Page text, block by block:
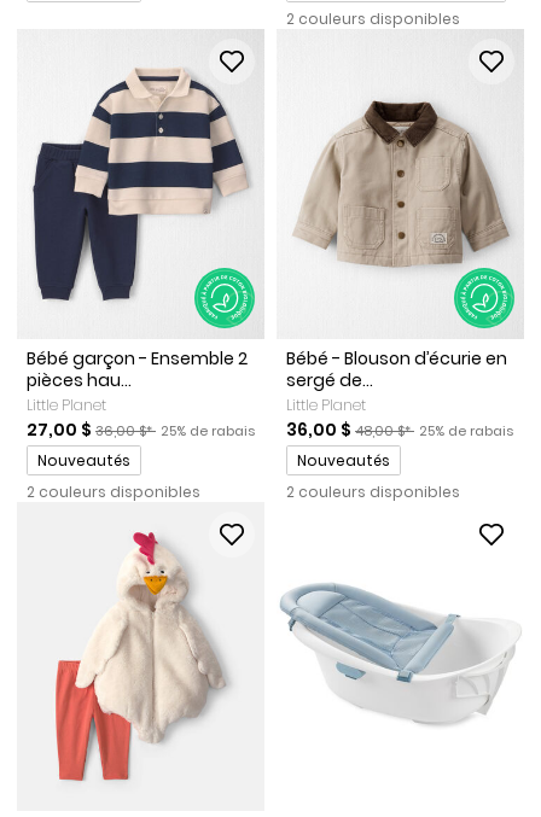
2 couleurs disponibles
Bébé garçon - Ensemble 2
pièces hau...
Little Planet
Prix de solde
27,00 $ Prix ​​de détail suggéré par le fabricant
36,00 $* Pourcentage de rabais
25% de rabais
Promotions
Nouveautés
2 couleurs disponibles
Bébé - Blouson d’écurie en
sergé de...
Little Planet
Prix de solde
36,00 $ Prix ​​de détail suggéré par
48,00 $* Pourcentage de
25% de rabais
Promotions
Nouveautés
2 couleurs disponibles